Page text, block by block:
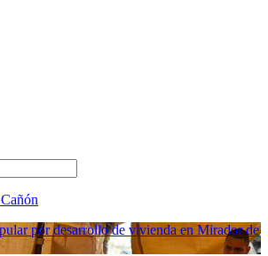
por desarrollo de vivienda en Mirador de